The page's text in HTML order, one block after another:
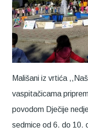
Mališani iz vrtića
vaspitačicama
povodom Dječije
sedmice od 6. do 10.